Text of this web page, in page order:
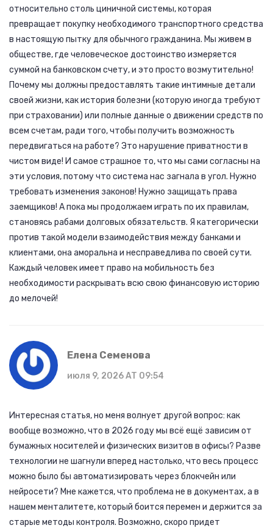
относительно столь циничной системы, которая
превращает покупку необходимого транспортного средства
в настоящую пытку для обычного гражданина. Мы живем в
обществе, где человеческое достоинство измеряется
суммой на банковском счету, и это просто возмутительно!
Почему мы должны предоставлять такие интимные детали
своей жизни, как история болезни (которую иногда требуют
при страховании) или полные данные о движении средств по
всем счетам, ради того, чтобы получить возможность
передвигаться на работе? Это нарушение приватности в
чистом виде! И самое страшное то, что мы сами согласны на
эти условия, потому что система нас загнала в угол. Нужно
требовать изменения законов! Нужно защищать права
заемщиков! А пока мы продолжаем играть по их правилам,
становясь рабами долговых обязательств. Я категорически
против такой модели взаимодействия между банками и
клиентами, она аморальна и несправедлива по своей сути.
Каждый человек имеет право на мобильность без
необходимости раскрывать всю свою финансовую историю
до мелочей!
Елена Семенова
июля 9, 2026 AT 09:54
Интересная статья, но меня волнует другой вопрос: как
вообще возможно, что в 2026 году мы всё ещё зависим от
бумажных носителей и физических визитов в офисы? Разве
технологии не шагнули вперед настолько, что весь процесс
можно было бы автоматизировать через блокчейн или
нейросети? Мне кажется, что проблема не в документах, а в
нашем менталитете, который боится перемен и держится за
старые методы контроля. Возможно, скоро придет